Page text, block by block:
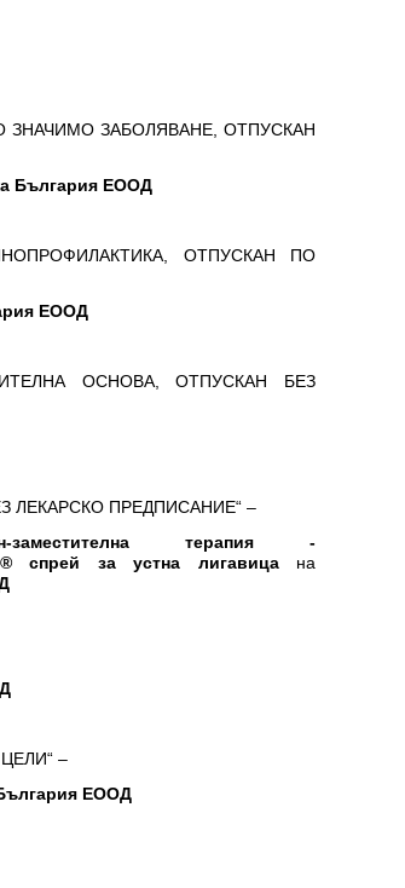
ЗНАЧИМО ЗАБОЛЯВАНЕ, ОТПУСКАН
България ЕООД
ОТПУСКАН ПО
ЕООД
ОСНОВА, ОТПУСКАН БЕЗ
ЛЕКАРСКО ПРЕДПИСАНИЕ“ –
заместителна терапия -
спрей за устна лигавица на
–
ЕООД